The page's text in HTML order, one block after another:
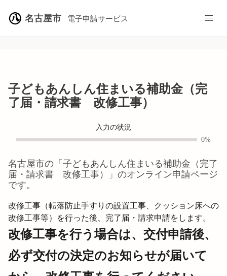
名古屋市 電子申請サービス
子どもあんしん住まいる補助金（完
了届・請求書 改修工事）
入力の状況
0%
名古屋市の「 子どもあんしん住まいる補助金（完了
届・請求書 改修工事）
」のオンライン申請ページ
です。
改修工事（転落防止手すりの設置工事、クッション床への
改修工事等）を行った後、完了届・請求申請をします。
改修工事を行う場合は、交付申請後、
必ず交付の決定のお知らせが届いて